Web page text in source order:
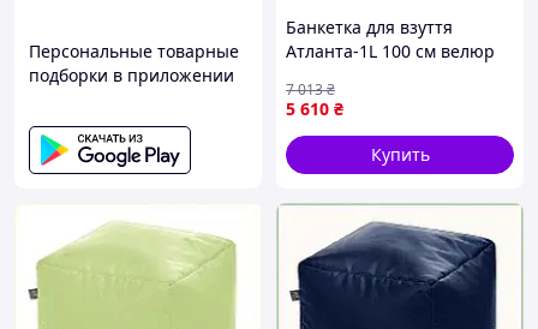
Персональные товарные
подборки в приложении
Банкетка для взуття
Атланта-1L 100 см велюр
9005 :BRASIL:
5 610 ₴
7 013₴
Купить